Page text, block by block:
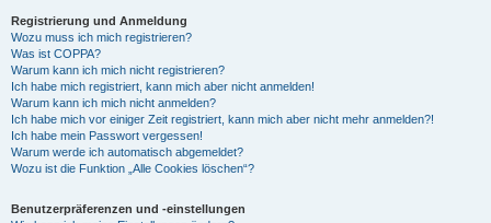
Registrierung und Anmeldung
Wozu muss ich mich registrieren?
Was ist COPPA?
Warum kann ich mich nicht registrieren?
Ich habe mich registriert, kann mich aber nicht anmelden!
Warum kann ich mich nicht anmelden?
Ich habe mich vor einiger Zeit registriert, kann mich aber nicht mehr anmelden?!
Ich habe mein Passwort vergessen!
Warum werde ich automatisch abgemeldet?
Wozu ist die Funktion „Alle Cookies löschen“?
Benutzerpräferenzen und -einstellungen